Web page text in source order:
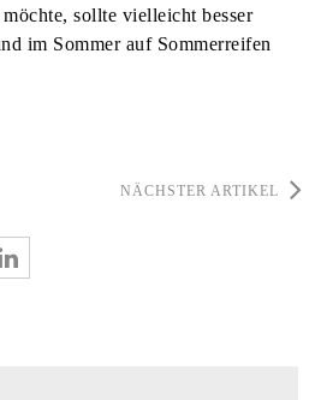
sollte vielleicht besser
im Sommer auf Sommerreifen
NÄCHSTER ARTIKEL